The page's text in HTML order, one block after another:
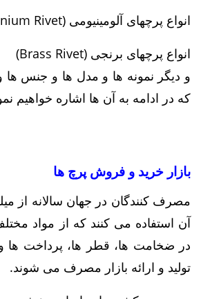
انواع پرچهای آلومینیومی (Aluminium Rivet)
انواع پرچهای برنجی (Brass Rivet)
و دیگر نمونه ها و مدل ها و جنس
که در ادامه به آن ها اشاره خواهیم
بازار خرید و فروش پرچ ها
مصرف کنندگان در جهان سالانه از
آن استفاده می‌ کنند که از مواد
در ضخامت‌ ها، قطر ها، پرداخت‌ ها
تولید و ارائه بازار مصرف می‌ شوند.